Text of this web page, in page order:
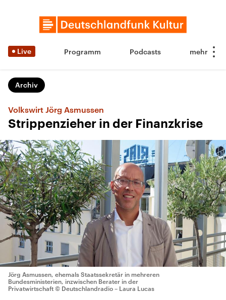
Live Programm Podcasts
Archiv
Volkswirt Jörg Asmussen
Strippenzieher in der Finanzkrise
Jörg Asmussen, ehemals Staatssekretär in mehreren
Bundesministerien, inzwischen Berater in der
Privatwirtschaft © Deutschlandradio – Laura Lucas